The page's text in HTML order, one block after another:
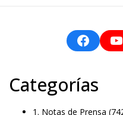
Categorías
1. Notas de Prensa